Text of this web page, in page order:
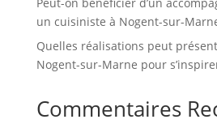
Peut-on bénéficier d’un
un cuisiniste à Nogent-sur-
Quelles réalisations peut
Nogent-sur-Marne pour
Commentaires